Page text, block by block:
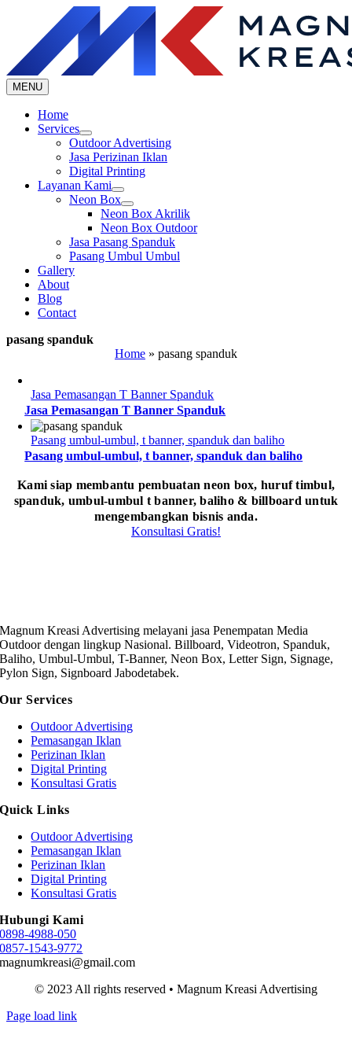
content
MENU
Home
Services
Outdoor Advertising
Jasa Perizinan Iklan
Digital Printing
Layanan Kami
Neon Box
Neon Box Akrilik
Neon Box Outdoor
Jasa Pasang Spanduk
Pasang Umbul Umbul
Gallery
About
Blog
Contact
pasang spanduk
Home » pasang spanduk
Jasa Pemasangan T Banner Spanduk
Jasa Pemasangan T Banner Spanduk
Pasang umbul-umbul, t banner, spanduk dan baliho
Pasang umbul-umbul, t banner, spanduk dan baliho
Kami siap membantu pembuatan neon box, huruf timbul,
spanduk, umbul-umbul t banner, baliho & billboard untuk
mengembangkan bisnis anda.
Konsultasi Gratis!
Magnum Kreasi Advertising melayani jasa Penempatan Media
Outdoor dengan lingkup Nasional. Billboard, Videotron, Spanduk,
Baliho, Umbul-Umbul, T-Banner, Neon Box, Letter Sign, Signage,
Pylon Sign, Signboard Jabodetabek.
Our Services
Outdoor Advertising
Pemasangan Iklan
Perizinan Iklan
Digital Printing
Konsultasi Gratis
Quick Links
Outdoor Advertising
Pemasangan Iklan
Perizinan Iklan
Digital Printing
Konsultasi Gratis
Hubungi Kami
0898-4988-050
0857-1543-9772
magnumkreasi@gmail.com
© 2023 All rights reserved • Magnum Kreasi Advertising
Page load link